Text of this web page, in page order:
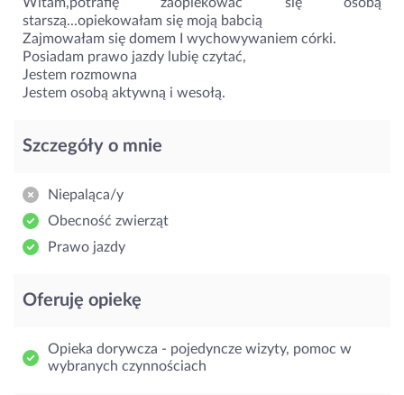
starszą...opiekowałam się moją babcią
Zajmowałam się domem I wychowywaniem córki.
Posiadam prawo jazdy lubię czytać,
Jestem rozmowna
Jestem osobą aktywną i wesołą.
Szczegóły o mnie
Niepaląca/y
Obecność zwierząt
Prawo jazdy
Oferuję opiekę
Opieka dorywcza - pojedyncze wizyty, pomoc w
wybranych czynnościach